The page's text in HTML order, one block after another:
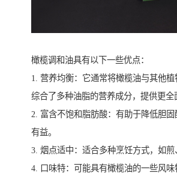
橄榄调和油具有以下一些优点：
1. 营养均衡：它通常将橄榄油与其他
综合了多种油脂的营养成分，提供更全
2. 富含不饱和脂肪酸：有助于降低胆
有益。
3. 烟点适中：适合多种烹饪方式，如煎
4. 口味特：可能具有橄榄油的一些风